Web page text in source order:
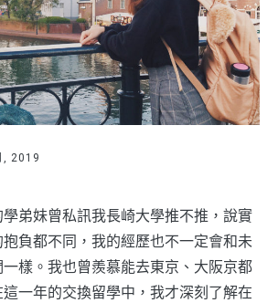
, 2019
弟妹曾私訊我長崎大學推不推，說實
負都不同，我的經歷也不一定會和未
樣。我也曾羨慕能去東京、大阪京都
一年的交換留學中，我才深刻了解在